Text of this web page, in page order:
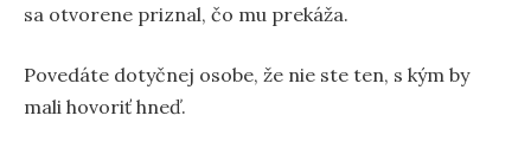
sa otvorene priznal, čo mu prekáža.
Povedáte dotyčnej osobe, že nie ste ten, s kým by
mali hovoriť hneď.